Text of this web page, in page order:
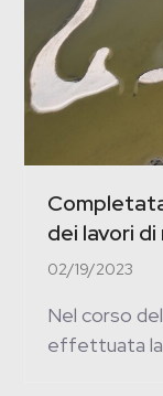
dei lavori
02/19/2023
Nel corso
effettuata la